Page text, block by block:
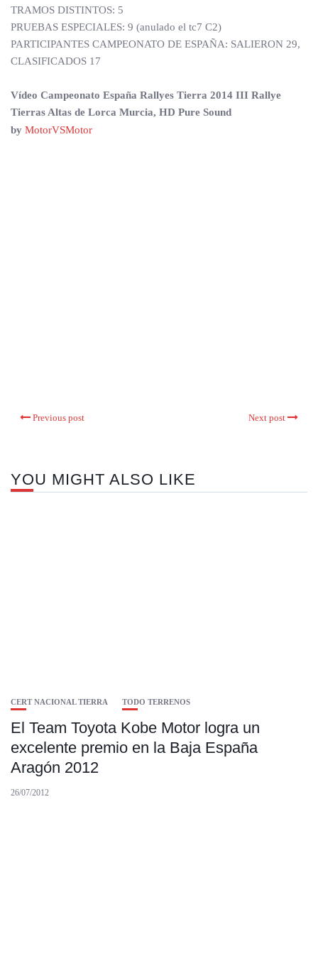
TRAMOS DISTINTOS: 5
PRUEBAS ESPECIALES: 9 (anulado el tc7 C2)
PARTICIPANTES CAMPEONATO DE ESPAÑA: SALIERON 29,
CLASIFICADOS 17
Vídeo Campeonato España Rallyes Tierra 2014 III Rallye
Tierras Altas de Lorca Murcia, HD Pure Sound
by MotorVSMotor
Previous post Next post
YOU MIGHT ALSO LIKE
CERT NACIONAL TIERRA TODO TERRENOS
El Team Toyota Kobe Motor logra un
excelente premio en la Baja España
Aragón 2012
26/07/2012